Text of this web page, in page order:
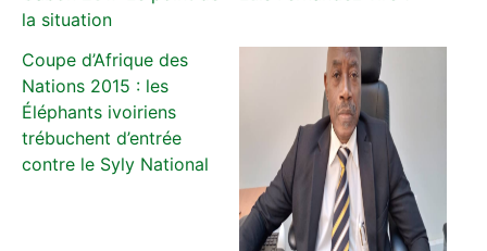
la situation
Coupe d’Afrique des
Nations 2015 : les
Éléphants ivoiriens
trébuchent d’entrée
contre le Syly National